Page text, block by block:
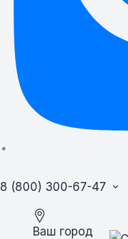
8 (800) 300-67-47
Ваш город